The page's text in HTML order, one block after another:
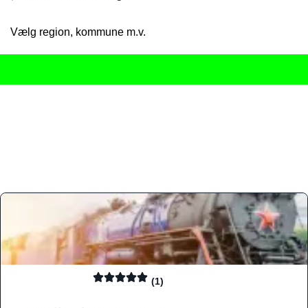
Vælg region, kommune m.v.
(1)